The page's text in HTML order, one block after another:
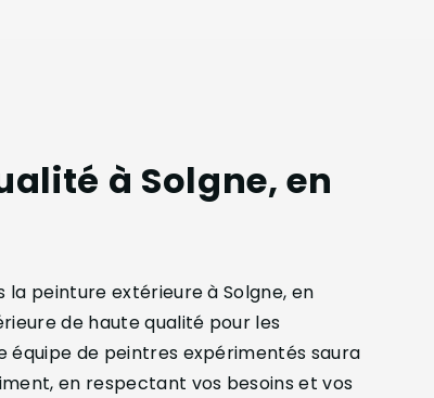
à Solgne, en
la peinture extérieure à Solgne, en
de haute qualité pour les
équipe de peintres expérimentés saura
en respectant vos besoins et vos